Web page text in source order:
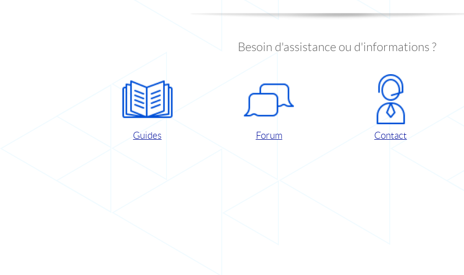
Besoin d'assistance ou d'informations ?
Guides Forum Contact